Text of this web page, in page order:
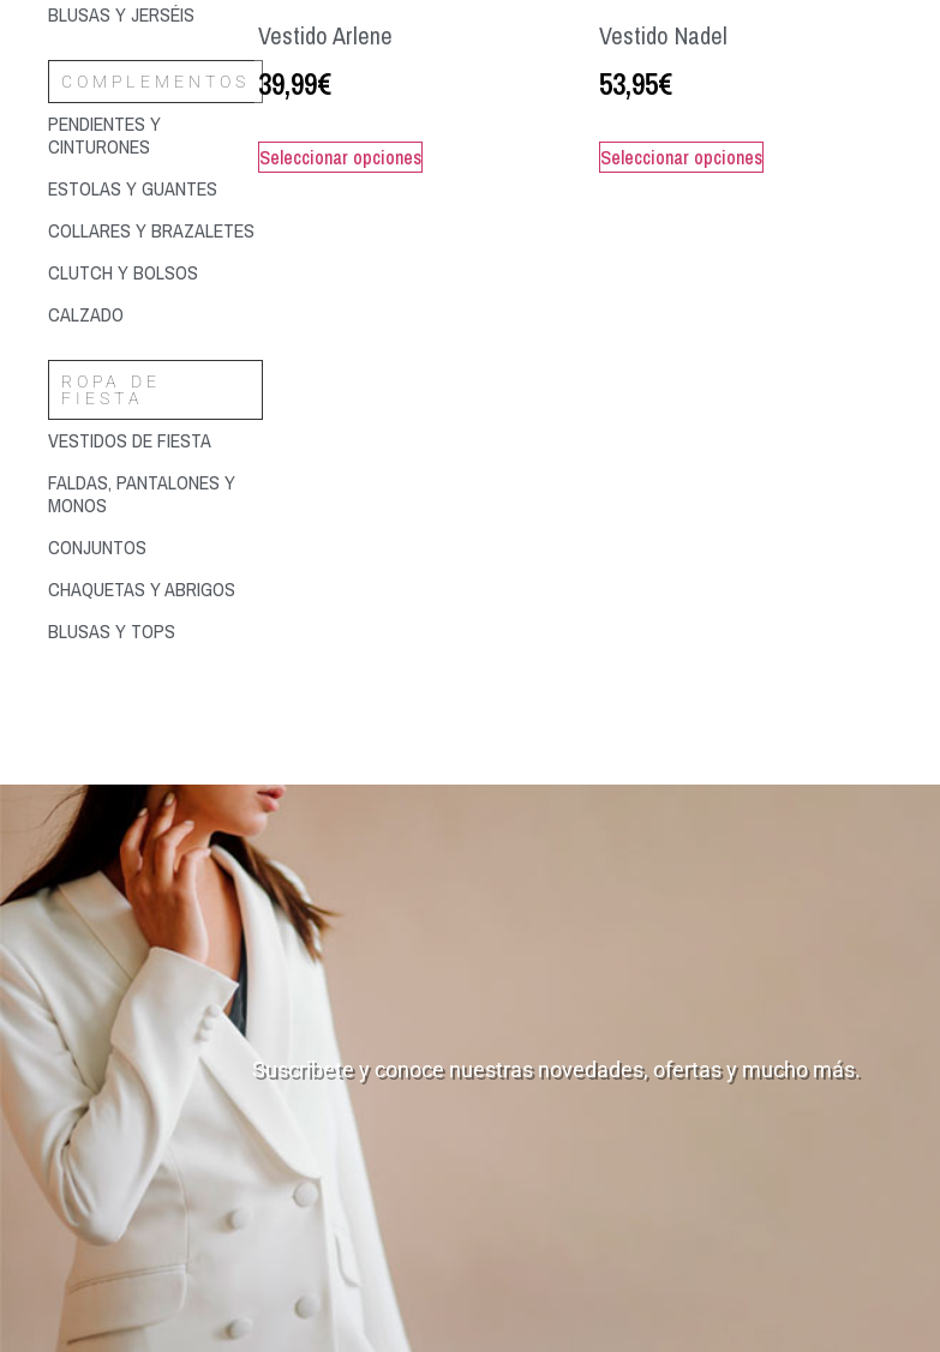
BLUSAS Y JERSÉIS
COMPLEMENTOS
PENDIENTES Y
CINTURONES
ESTOLAS Y GUANTES
COLLARES Y BRAZALETES
CLUTCH Y BOLSOS
CALZADO
ROPA DE
FIESTA
VESTIDOS DE FIESTA
FALDAS, PANTALONES Y
MONOS
CONJUNTOS
CHAQUETAS Y ABRIGOS
BLUSAS Y TOPS
Vestido Arlene
39,99€
Seleccionar opciones
Vestido Nadel
53,95€
Seleccionar opciones
Suscribete y conoce nuestras novedades, ofertas y mucho más.